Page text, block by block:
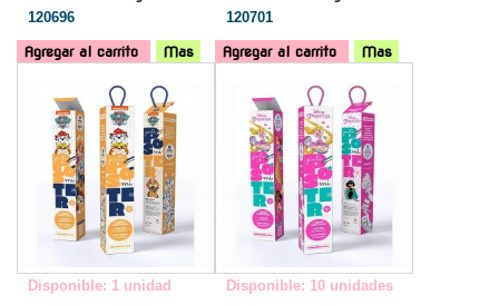
120696
Agregar al carrito Mas
120701
Agregar al carrito
Mas
Disponible: 1 unidad Disponible: 10 unidades